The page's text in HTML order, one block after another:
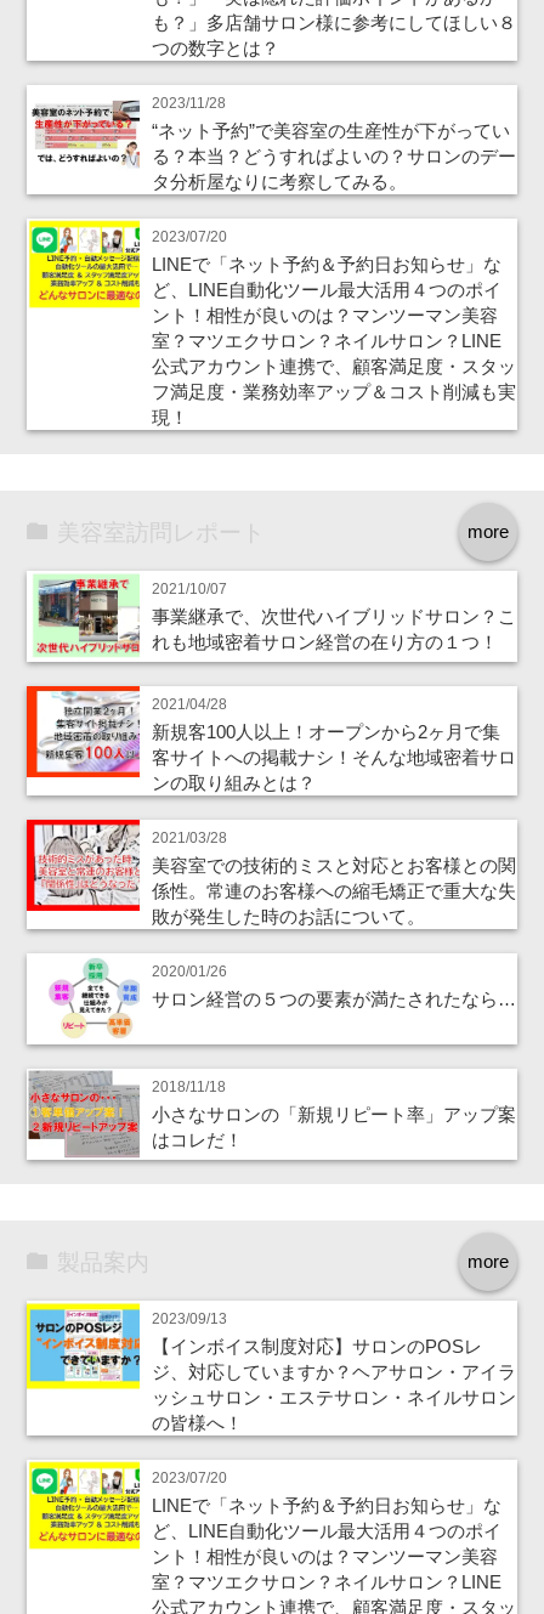
も？」多店舗サロン様に参考にしてほしい８
つの数字とは？
2023/11/28
“ネット予約”で美容室の生産性が下がってい
る？本当？どうすればよいの？サロンのデー
タ分析屋なりに考察してみる。
2023/07/20
LINEで「ネット予約＆予約日お知らせ」な
ど、LINE自動化ツール最大活用４つのポイ
ント！相性が良いのは？マンツーマン美容
室？マツエクサロン？ネイルサロン？LINE
公式アカウント連携で、顧客満足度・スタッ
フ満足度・業務効率アップ＆コスト削減も実
現！
more
美容室訪問レポート
2021/10/07
事業継承で、次世代ハイブリッドサロン？こ
れも地域密着サロン経営の在り方の１つ！
2021/04/28
新規客100人以上！オープンから2ヶ月で集
客サイトへの掲載ナシ！そんな地域密着サロ
ンの取り組みとは？
2021/03/28
美容室での技術的ミスと対応とお客様との関
係性。常連のお客様への縮毛矯正で重大な失
敗が発生した時のお話について。
2020/01/26
サロン経営の５つの要素が満たされたなら…
2018/11/18
小さなサロンの「新規リピート率」アップ案
はコレだ！
more
製品案内
2023/09/13
【インボイス制度対応】サロンのPOSレ
ジ、対応していますか？ヘアサロン・アイラ
ッシュサロン・エステサロン・ネイルサロン
の皆様へ！
2023/07/20
LINEで「ネット予約＆予約日お知らせ」な
ど、LINE自動化ツール最大活用４つのポイ
ント！相性が良いのは？マンツーマン美容
室？マツエクサロン？ネイルサロン？LINE
公式アカウント連携で、顧客満足度・スタッ